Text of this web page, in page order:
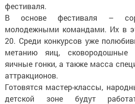
фестиваля.
В основе фестиваля –
молодежными командами. Их в
20. Среди конкурсов уже
метанию яиц, сковородошные
яичные гонки, а также масса
аттракционов.
Готовятся мастер-классы,
детской зоне будут